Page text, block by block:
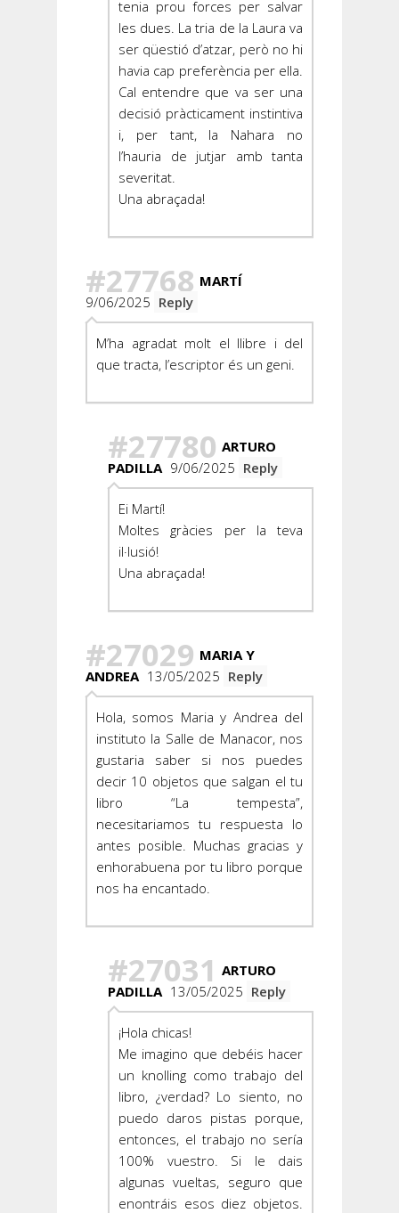
tenia prou forces per salvar
les dues. La tria de la Laura va
ser qüestió d’atzar, però no hi
havia cap preferència per ella.
Cal entendre que va ser una
decisió pràcticament instintiva
i, per tant, la Nahara no
l’hauria de jutjar amb tanta
severitat.
Una abraçada!
#27768 MARTÍ
9/06/2025 Reply
M’ha agradat molt el llibre i del
que tracta, l’escriptor és un geni.
#27780 ARTURO
PADILLA 9/06/2025 Reply
Ei Martí!
Moltes gràcies per la teva
il·lusió!
Una abraçada!
#27029 MARIA Y
ANDREA 13/05/2025 Reply
Hola, somos Maria y Andrea del
instituto la Salle de Manacor, nos
gustaria saber si nos puedes
decir 10 objetos que salgan el tu
libro “La tempesta”,
necesitariamos tu respuesta lo
antes posible. Muchas gracias y
enhorabuena por tu libro porque
nos ha encantado.
#27031 ARTURO
PADILLA 13/05/2025 Reply
¡Hola chicas!
Me imagino que debéis hacer
un knolling como trabajo del
libro, ¿verdad? Lo siento, no
puedo daros pistas porque,
entonces, el trabajo no sería
100% vuestro. Si le dais
algunas vueltas, seguro que
enontráis esos diez objetos.